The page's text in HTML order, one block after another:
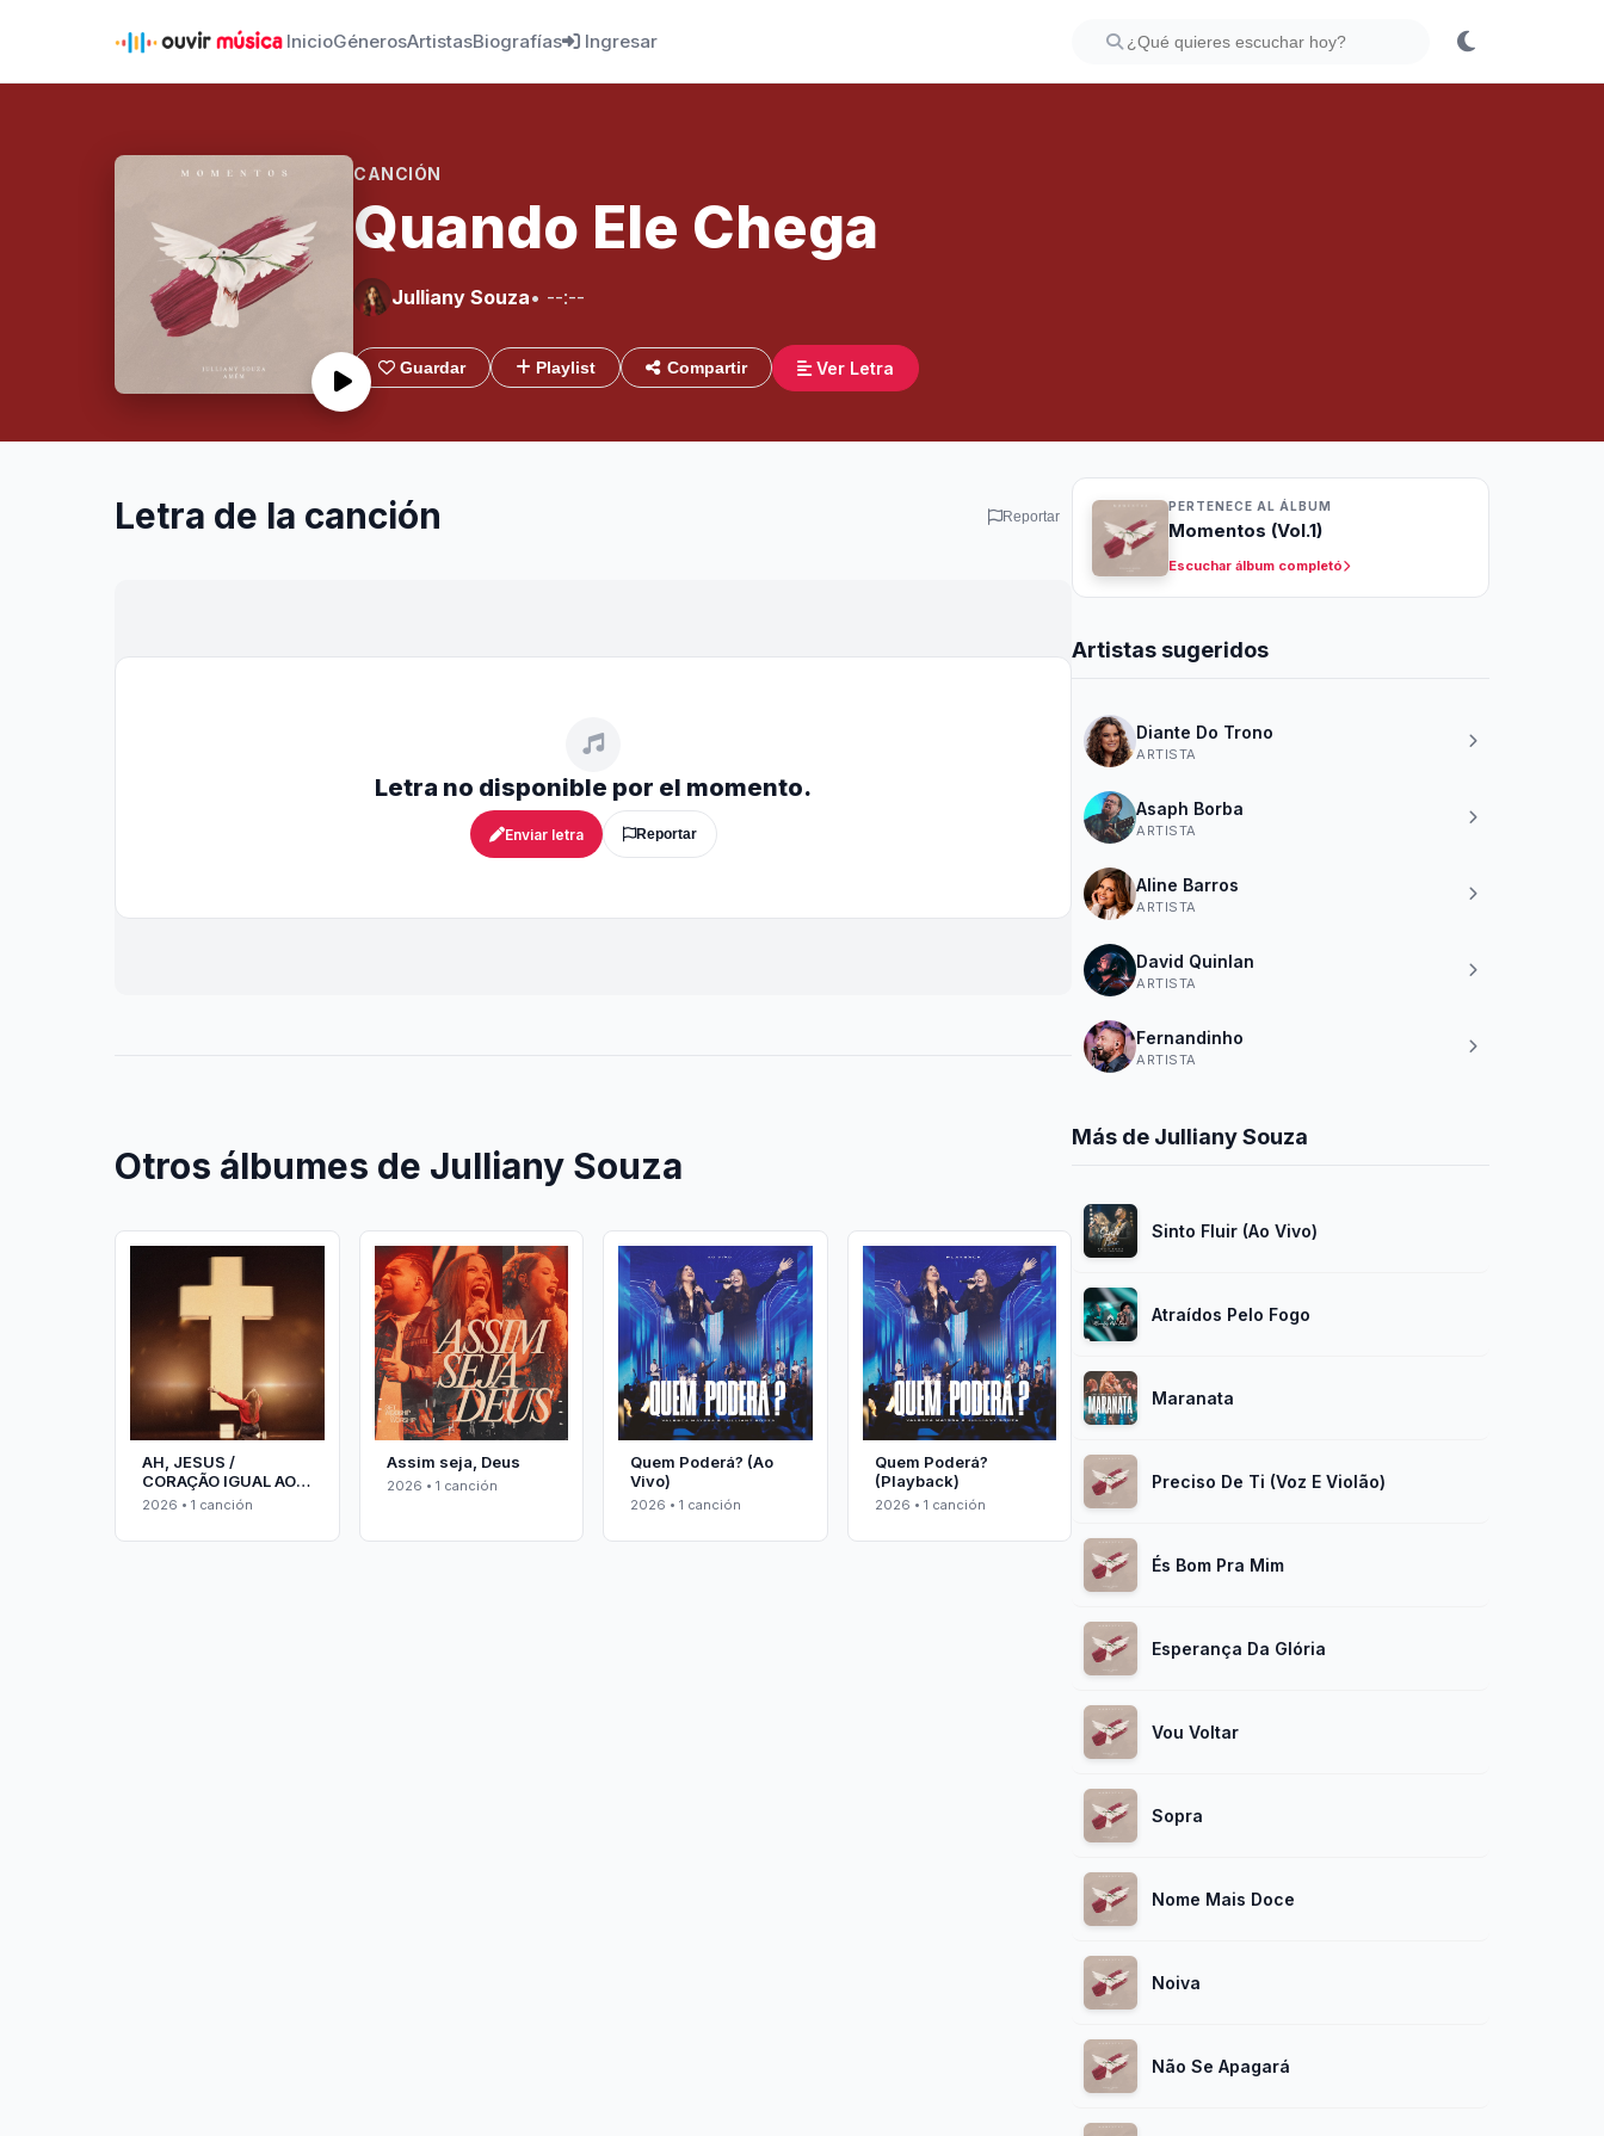
InicioGénerosArtistasBiografías Ingresar
CANCIÓN
Quando Ele Chega
Julliany Souza• --:--
Guardar Playlist Compartir Ver Letra
Letra de la canción Reportar
Letra no disponible por el momento.
Enviar letra Reportar
Otros álbumes de Julliany Souza
AH, JESUS /
CORAÇÃO IGUAL AO
TEU
2026 • 1 canción
Assim seja, Deus
2026 • 1 canción
Quem Poderá? (Ao
Vivo)
2026 • 1 canción
Quem Poderá?
(Playback)
2026 • 1 canción
PERTENECE AL ÁLBUM
Momentos (Vol.1)
Escuchar álbum completó
Artistas sugeridos
Diante Do Trono
ARTISTA
Asaph Borba
ARTISTA
Aline Barros
ARTISTA
David Quinlan
ARTISTA
Fernandinho
ARTISTA
Más de Julliany Souza
Sinto Fluir (Ao Vivo)
Atraídos Pelo Fogo
Maranata
Preciso De Ti (Voz E Violão)
És Bom Pra Mim
Esperança Da Glória
Vou Voltar
Sopra
Nome Mais Doce
Noiva
Não Se Apagará